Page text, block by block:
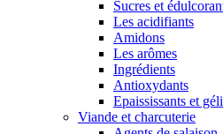
Sucres et
Les acidifiants
Amidons
Les arômes
Ingrédients
Antioxydants
Epaississants et
Viande et charcuterie